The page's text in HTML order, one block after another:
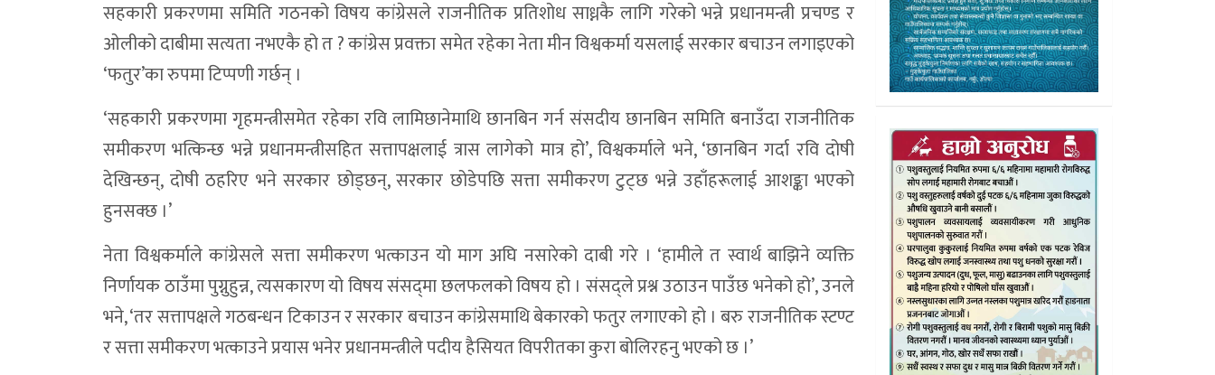
सहकारी प्रकरणमा समिति गठनको विषय कांग्रेसले राजनीतिक प्रतिशोध साध्नकै लागि गरेको भन्ने प्रधानमन्त्री प्रचण्ड र
ओलीको दाबीमा सत्यता नभएकै हो त ? कांग्रेस प्रवक्ता समेत रहेका नेता मीन विश्वकर्मा यसलाई सरकार बचाउन लगाइएको
‘फतुर’का रुपमा टिप्पणी गर्छन् ।
‘सहकारी प्रकरणमा गृहमन्त्रीसमेत रहेका रवि लामिछानेमाथि छानबिन गर्न संसदीय छानबिन समिति बनाउँदा राजनीतिक
समीकरण भत्किन्छ भन्ने प्रधानमन्त्रीसहित सत्तापक्षलाई त्रास लागेको मात्र हो’, विश्वकर्माले भने, ‘छानबिन गर्दा रवि दोषी
देखिन्छन्, दोषी ठहरिए भने सरकार छोड्छन्, सरकार छोडेपछि सत्ता समीकरण टुट्छ भन्ने उहाँहरूलाई आशङ्का भएको
हुनसक्छ ।’
नेता विश्वकर्माले कांग्रेसले सत्ता समीकरण भत्काउन यो माग अघि नसारेको दाबी गरे । ‘हामीले त स्वार्थ बाझिने व्यक्ति
निर्णायक ठाउँमा पुग्नुहुन्न, त्यसकारण यो विषय संसद‍्मा छलफलको विषय हो । संसद्ले प्रश्न उठाउन पाउँछ भनेको हो’, उनले
भने, ‘तर सत्तापक्षले गठबन्धन टिकाउन र सरकार बचाउन कांग्रेसमाथि बेकारको फतुर लगाएको हो । बरु राजनीतिक स्टण्ट
र सत्ता समीकरण भत्काउने प्रयास भनेर प्रधानमन्त्रीले पदीय हैसियत विपरीतका कुरा बोलिरहनु भएको छ ।’